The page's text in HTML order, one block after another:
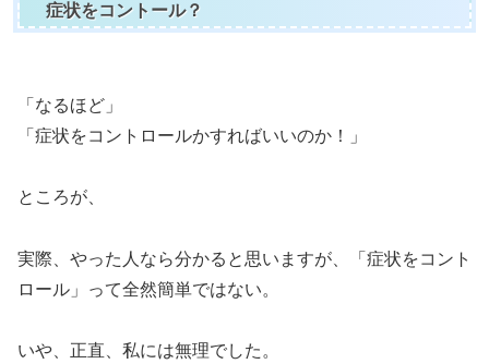
症状をコントール？
「なるほど」
「症状をコントロールかすればいいのか！」
ところが、
実際、やった人なら分かると思いますが、「症状をコント
ロール」って全然簡単ではない。
いや、正直、私には無理でした。